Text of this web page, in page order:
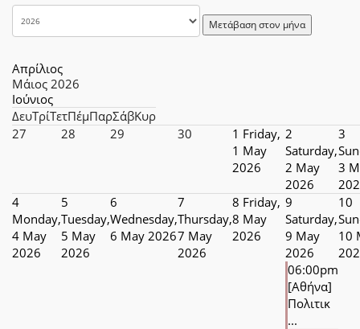
Μετάβαση στον μήνα
Απρίλιος
Μάιος 2026
Ιούνιος
ΔευΤρίΤετΠέμΠαρΣάβΚυρ
27
28 29 30 1 Friday,
1 May
2026
2
Saturday,
2 May
2026
3
3
4
Monday,
4 May
2026
5
Tuesday,
5 May
2026
6
Wednesday,
6 May 2026
7
Thursday,
7 May
2026
8 Friday,
8 May
2026
9
Saturday,
9 May
2026
06:00pm
[Αθήνα]
Πολιτικ
...
10
10